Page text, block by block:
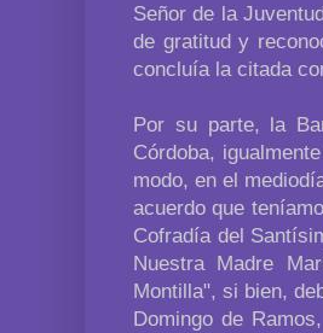
Señor de la
de gratitud y
concluía la citada
Por su parte, la
Córdoba,
modo, en el
acuerdo que
Cofradía del
Nuestra Madre
Montilla", si bien,
Domingo de